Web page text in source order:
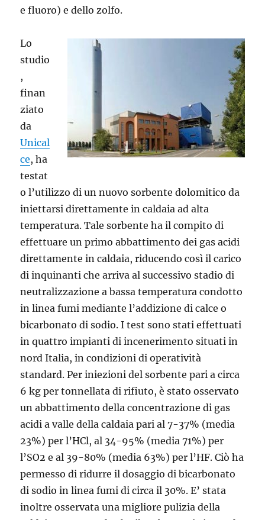
e fluoro) e dello zolfo.
Lo
studio
,
finan
ziato
da
Unical
ce, ha
testat
o l’utilizzo di un nuovo sorbente dolomitico da
iniettarsi direttamente in caldaia ad alta
temperatura. Tale sorbente ha il compito di
effettuare un primo abbattimento dei gas acidi
direttamente in caldaia, riducendo così il carico
di inquinanti che arriva al successivo stadio di
neutralizzazione a bassa temperatura condotto
in linea fumi mediante l’addizione di calce o
bicarbonato di sodio. I test sono stati effettuati
in quattro impianti di incenerimento situati in
nord Italia, in condizioni di operatività
standard. Per iniezioni del sorbente pari a circa
6 kg per tonnellata di rifiuto, è stato osservato
un abbattimento della concentrazione di gas
acidi a valle della caldaia pari al 7-37% (media
23%) per l’HCl, al 34-95% (media 71%) per
l’SO2 e al 39-80% (media 63%) per l’HF. Ciò ha
permesso di ridurre il dosaggio di bicarbonato
di sodio in linea fumi di circa il 30%. E’ stata
inoltre osservata una migliore pulizia della